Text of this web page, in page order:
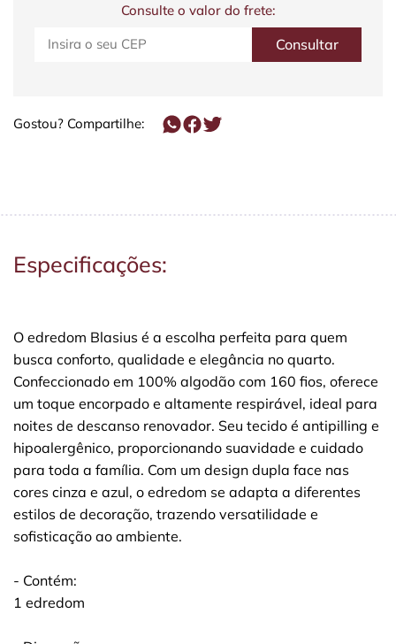
Consulte o valor do frete:
Gostou? Compartilhe:
Especificações:
O edredom Blasius é a escolha perfeita para quem
busca conforto, qualidade e elegância no quarto.
Confeccionado em 100% algodão com 160 fios, oferece
um toque encorpado e altamente respirável, ideal para
noites de descanso renovador. Seu tecido é antipilling e
hipoalergênico, proporcionando suavidade e cuidado
para toda a família. Com um design dupla face nas
cores cinza e azul, o edredom se adapta a diferentes
estilos de decoração, trazendo versatilidade e
sofisticação ao ambiente.
- Contém:
1 edredom